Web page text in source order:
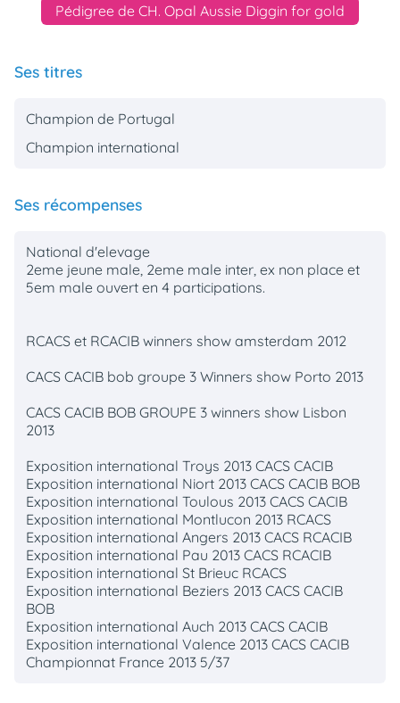
Pédigree de CH. Opal Aussie Diggin for gold
Ses titres
Champion de Portugal
Champion international
Ses récompenses
National d'elevage
2eme jeune male, 2eme male inter, ex non place et
5em male ouvert en 4 participations.
RCACS et RCACIB winners show amsterdam 2012
CACS CACIB bob groupe 3 Winners show Porto 2013
CACS CACIB BOB GROUPE 3 winners show Lisbon
2013
Exposition international Troys 2013 CACS CACIB
Exposition international Niort 2013 CACS CACIB BOB
Exposition international Toulous 2013 CACS CACIB
Exposition international Montlucon 2013 RCACS
Exposition international Angers 2013 CACS RCACIB
Exposition international Pau 2013 CACS RCACIB
Exposition international St Brieuc RCACS
Exposition international Beziers 2013 CACS CACIB
BOB
Exposition international Auch 2013 CACS CACIB
Exposition international Valence 2013 CACS CACIB
Championnat France 2013 5/37